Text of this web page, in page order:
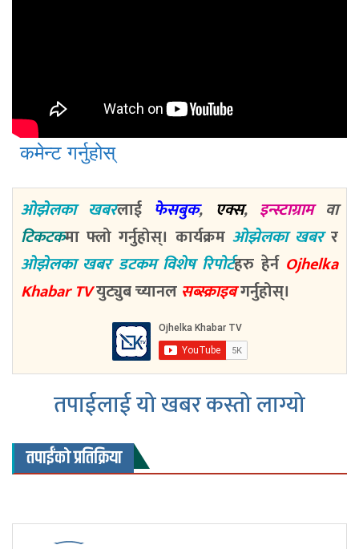
कमेन्ट गर्नुहोस्
ओझेलका खबरलाई फेसबुक, एक्स, इन्स्टाग्रामवा
टिकटकमा फ्लो गर्नुहोस्। कार्यक्रम ओझेलका खबरर
ओझेलका खबर डटकम विशेष रिपोर्टहरु हेर्न Ojhelka
Khabar TVयुट्युब च्यानल सब्स्क्राइबगर्नुहोस्।
तपाईलाई यो खबर कस्तो लाग्यो
तपाईंको प्रतिक्रिया